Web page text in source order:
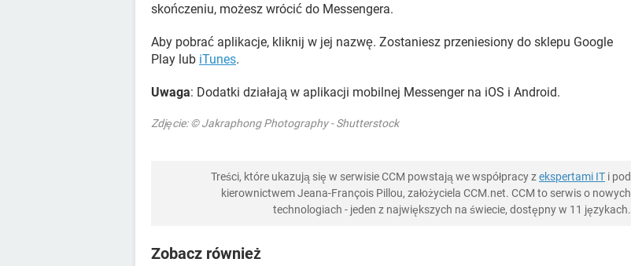
skończeniu, możesz wrócić do Messengera.
Aby pobrać aplikacje, kliknij w jej nazwę. Zostaniesz przeniesiony do sklepu Google
Play lub iTunes.
Uwaga: Dodatki działają w aplikacji mobilnej Messenger na iOS i Android.
Zdjęcie: © Jakraphong Photography - Shutterstock
Treści, które ukazują się w serwisie CCM powstają we współpracy zekspertami IT i pod
kierownictwem Jeana-François Pillou, założyciela CCM.net. CCM to serwis o nowych
technologiach - jeden z największych na świecie, dostępny w 11 językach.
Zobacz również